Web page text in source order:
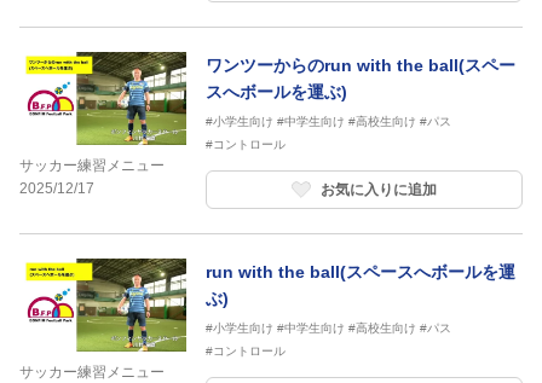
サッカー練習メニュー
2025/12/17
ワンツーからのrun with the ball(スペー
スへボールを運ぶ)
#小学生向け #中学生向け #高校生向け #パス
#コントロール
お気に入りに追加
サッカー練習メニュー
run with the ball(スペースへボールを運
ぶ)
#小学生向け #中学生向け #高校生向け #パス
#コントロール